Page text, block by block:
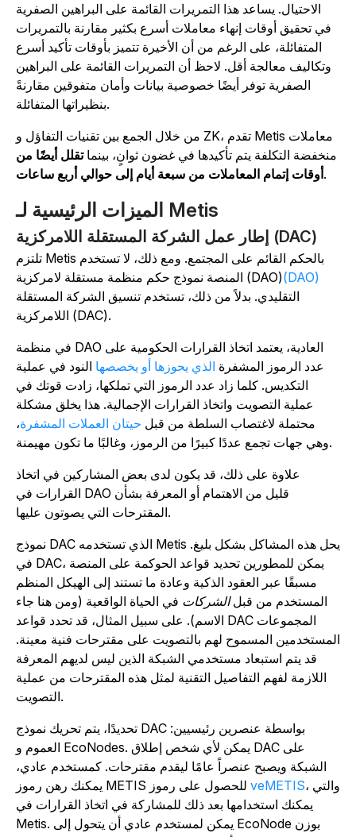
الاحتيال. يساعد هذا التمريرات القائمة على البراهين الصفرية
في تحقيق أوقات إنهاء معاملات أسرع بكثير مقارنة بالتمريرات
المتفائلة، على الرغم من أن الأخيرة تتميز بأوقات تأكيد أسرع
وتكاليف معالجة أقل. لاحظ أن التمريرات القائمة على البراهين
الصفرية توفر أيضًا خصوصية بيانات وأمان متفوقين مقارنةً
من خلال الجمع بين تقنيات التفاؤل و ZK، تقدم Metis معاملات
منخفضة التكلفة يتم تأكيدها في غضون ثوانٍ، بينماتقلل أيضًا من
أوقات إتمام المعاملات من سبعة أيام إلى حوالي أربع ساعات
الميزات الرئيسية لـ Metis
إطار عمل الشركة المستقلة اللامركزية (DAC)
تلتزم Metis بالحكم القائم على المجتمع. ومع ذلك، لا تستخدم
المنصة نموذج حكم منظمة مستقلة لامركزية (DAO)(DAO)
التقليدي. بدلاً من ذلك، تستخدم تنسيق الشركة المستقلة
اللامركزية (DAC).
في منظمة DAO العادية، يعتمد اتخاذ القرارات الحكومية على
عدد الرموز المشفرةالذي يحوزها أو يخصصهاالنود في عملية
التكديس. كلما زاد عدد الرموز التي تملكها، زادت قوتك في
عملية التصويت واتخاذ القرارات الإجمالية. هذا يخلق مشكلة
محتملة لاغتصاب السلطة من قبلحيتان العملات المشفرة،
علاوة على ذلك، قد يكون لدى بعض المشاركين في اتخاذ
القرارات في DAO قليل من الاهتمام أو المعرفة بشأن
نموذج DAC الذي تستخدمه Metis يحل هذه المشاكل بشكل بليغ.
في DAC، يمكن للمطورين تحديد قواعد الحوكمة على المنصة
مسبقًا عبر العقود الذكية وعادة ما تستند إلى الهيكل المنظم
المستخدم من قبلالشركاتفي الحياة الواقعية (ومن هنا جاء
الاسم). على سبيل المثال، قد تحدد قواعد DAC المجموعات
المسموح لهم بالتصويت على مقترحات فنية معينة.
قد يتم استبعاد مستخدمي الشبكة الذين ليس لديهم المعرفة
اللازمة لفهم التفاصيل التقنية لمثل هذه المقترحات من عملية
تحديدًا، يتم تحريك نموذج DAC بواسطة عنصرين رئيسيين:
العموم و EcoNodes. يمكن لأي شخص إطلاق DAC على
الشبكة ويصبح عنصراً عامًا ليقدم مقترحات. كمستخدم عادي،
يمكنك رهن رموز METIS للحصول على رموزveMETIS، والتي
يمكنك استخدامها بعد ذلك للمشاركة في اتخاذ القرارات في
Metis.يمكن لمستخدم عادي أن يتحول إلى EcoNode بوزن